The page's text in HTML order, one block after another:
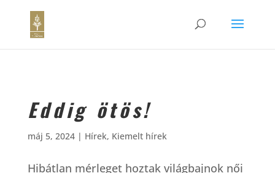
Eddig ötös!
máj 5, 2024| Hírek, Kiemelt hírek
Hibátlan mérleget hoztak világbajnok női